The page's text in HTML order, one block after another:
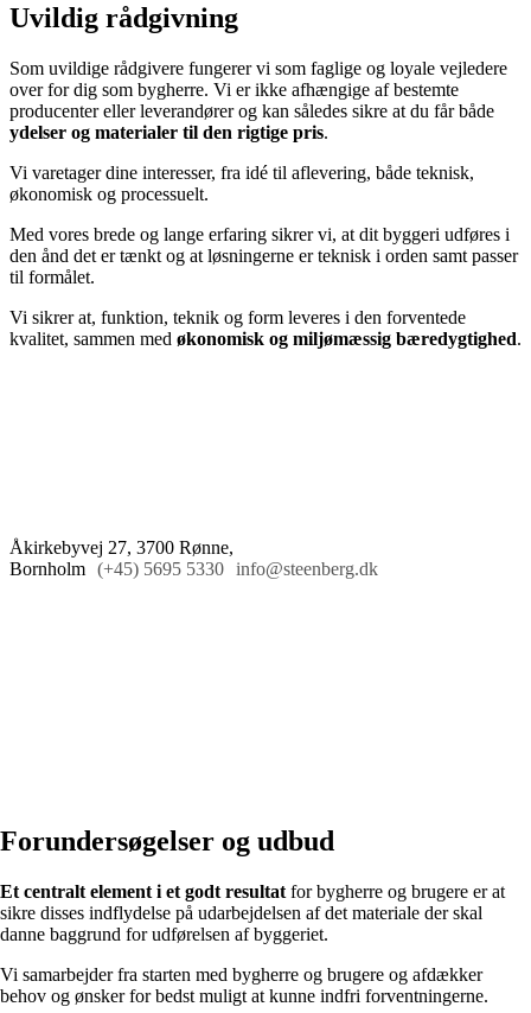
Uvildig rådgivning
Som uvildige rådgivere fungerer vi som faglige og loyale vejledere
over for dig som bygherre. Vi er ikke afhængige af bestemte
producenter eller leverandører og kan således sikre at du får både
ydelser og materialer til den rigtige pris.
Vi varetager dine interesser, fra idé til aflevering, både teknisk,
økonomisk og processuelt.
Med vores brede og lange erfaring sikrer vi, at dit byggeri udføres i
den ånd det er tænkt og at løsningerne er teknisk i orden samt passer
til formålet.
Vi sikrer at, funktion, teknik og form leveres i den forventede
kvalitet, sammen med økonomisk og miljømæssig bæredygtighed.
Forundersøgelser og udbud
Et centralt element i et godt resultat for bygherre og brugere er at
sikre disses indflydelse på udarbejdelsen af det materiale der skal
danne baggrund for udførelsen af byggeriet.
Vi samarbejder fra starten med bygherre og brugere og afdækker
behov og ønsker for bedst muligt at kunne indfri forventningerne.
Åkirkebyvej 27, 3700 Rønne,
Bornholm (+45) 5695 5330 info@steenberg.dk